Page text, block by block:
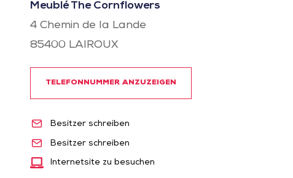
Meublé The Cornflowers
4 Chemin de la Lande
85400 LAIROUX
TELEFONNUMMER ANZUZEIGEN
Besitzer schreiben
Besitzer schreiben
Internetsite zu besuchen